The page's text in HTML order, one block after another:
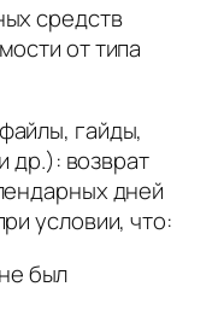
средств
от типа
гайды,
др.): возврат
дней
условии, что:
был